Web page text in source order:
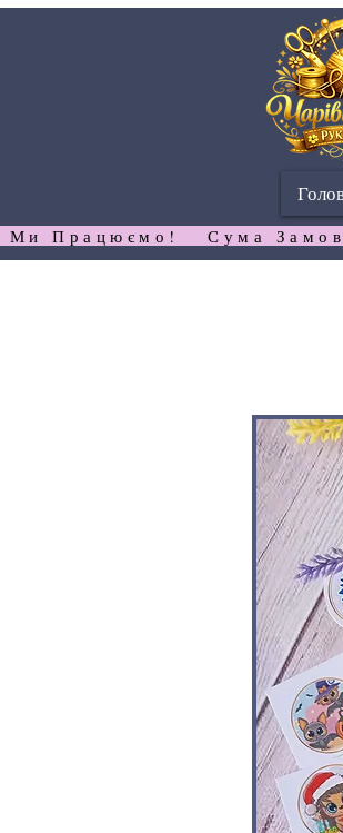
Ми Працюємо!   Сума